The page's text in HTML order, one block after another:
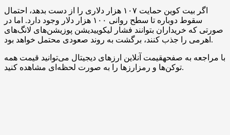
اگر بیت ‌کوین حمایت ۱۰۷ هزار دلاری را از دست بدهد، احتمال
سقوط دوباره تا سطح روانی ۱۰۰ هزار دلار وجود دارد. اما در
صورتی که خریداران بتوانند فشار لیکوییدیشن پوزیشن‌های لانگ‌های
اهرمی را جذب کنند، برگشت به روند صعودی محتمل خواهد بود.
با مراجعه به صفحهقیمت آنلاین ارزهای دیجیتال می‌توانید قیمت همه
توکن‌ها و رمزارزها را به صورت لحظه‌ای مشاهده کنید.